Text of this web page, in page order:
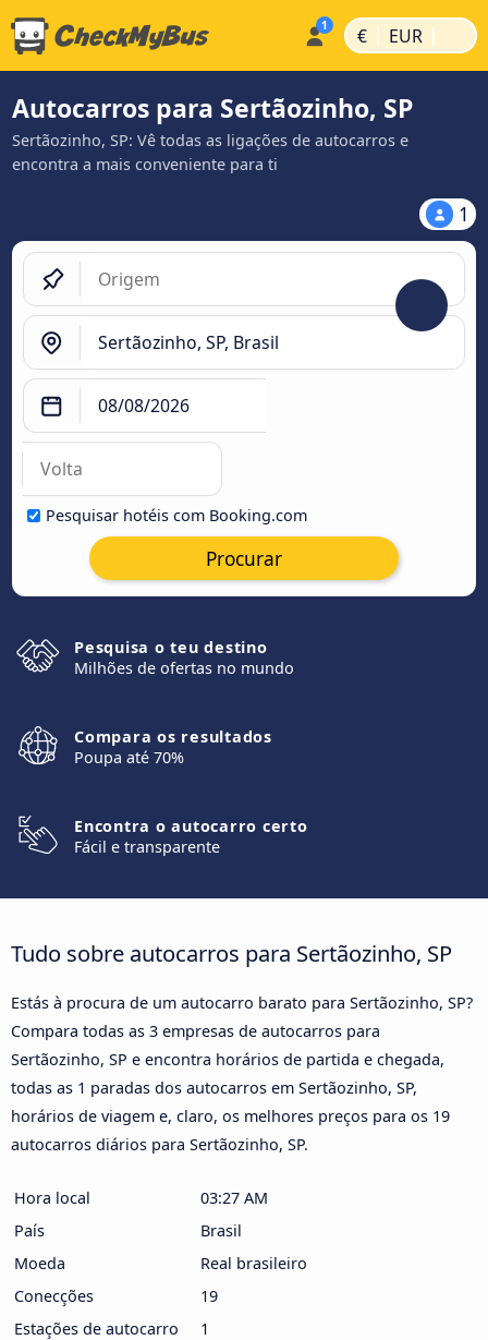
€ | EUR |
Autocarros para Sertãozinho, SP
Sertãozinho, SP: Vê todas as ligações de autocarros e
encontra a mais conveniente para ti
1
Pesquisar hotéis com Booking.com
Procurar
Pesquisa o teu destino
Milhões de ofertas no mundo
Compara os resultados
Poupa até 70%
Encontra o autocarro certo
Fácil e transparente
Tudo sobre autocarros para Sertãozinho, SP
Estás à procura de um autocarro barato para Sertãozinho, SP?
Compara todas as 3 empresas de autocarros para
Sertãozinho, SP e encontra horários de partida e chegada,
todas as 1 paradas dos autocarros em Sertãozinho, SP,
horários de viagem e, claro, os melhores preços para os 19
autocarros diários para Sertãozinho, SP.
Hora local
03:27 AM
País
Brasil
Moeda
Real brasileiro
Conecções
19
Estações de autocarro
1